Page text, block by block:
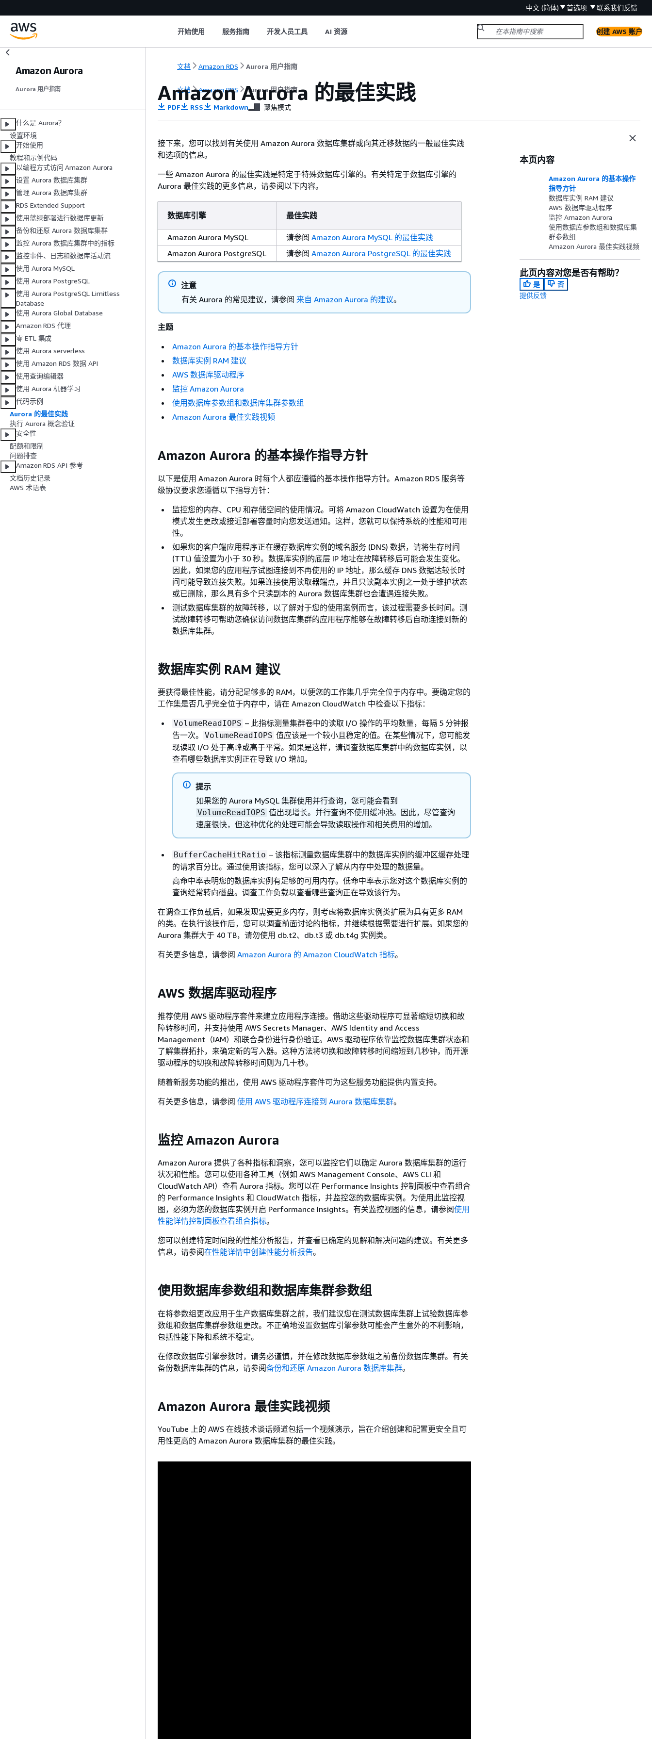
中文 (简体) 首选项 联系我们反馈
开始使用 服务指南 开发人员工具 AI 资源 创建 AWS 账户
Amazon Aurora
Aurora 用户指南
什么是 Aurora？
设置环境
开始使用
教程和示例代码
以编程方式访问 Amazon Aurora
设置 Aurora 数据库集群
管理 Aurora 数据库集群
RDS Extended Support
使用蓝绿部署进行数据库更新
备份和还原 Aurora 数据库集群
监控 Aurora 数据库集群中的指标
监控事件、日志和数据库活动流
使用 Aurora MySQL
使用 Aurora PostgreSQL
使用 Aurora PostgreSQL Limitless
Database
使用 Aurora Global Database
Amazon RDS 代理
零 ETL 集成
使用 Aurora serverless
使用 Amazon RDS 数据 API
使用查询编辑器
使用 Aurora 机器学习
代码示例
Aurora 的最佳实践
执行 Aurora 概念验证
安全性
配额和限制
问题排查
Amazon RDS API 参考
文档历史记录
AWS 术语表
文档 Amazon RDS Aurora 用户指南
文档 Amazon RDS Aurora 用户指南
Amazon Aurora 的最佳实践
PDF RSS Markdown 聚焦模式
接下来，您可以找到有关使用 Amazon Aurora 数据库集群或向其迁移数据的一般最佳实践
和选项的信息。
一些 Amazon Aurora 的最佳实践是特定于特殊数据库引擎的。有关特定于数据库引擎的
Aurora 最佳实践的更多信息，请参阅以下内容。
数据库引擎 最佳实践
Amazon Aurora MySQL 请参阅 Amazon Aurora MySQL 的最佳实践
Amazon Aurora PostgreSQL
请参阅 Amazon Aurora PostgreSQL 的最佳实践
注意
有关 Aurora 的常见建议，请参阅 来自 Amazon Aurora 的建议。
主题
Amazon Aurora 的基本操作指导方针
数据库实例 RAM 建议
AWS 数据库驱动程序
监控 Amazon Aurora
使用数据库参数组和数据库集群参数组
Amazon Aurora 最佳实践视频
Amazon Aurora 的基本操作指导方针
以下是使用 Amazon Aurora 时每个人都应遵循的基本操作指导方针。Amazon RDS 服务等
级协议要求您遵循以下指导方针：
监控您的内存、CPU 和存储空间的使用情况。可将 Amazon CloudWatch 设置为在使用
模式发生更改或接近部署容量时向您发送通知。这样，您就可以保持系统的性能和可用
性。
如果您的客户端应用程序正在缓存数据库实例的域名服务 (DNS) 数据，请将生存时间
(TTL) 值设置为小于 30 秒。数据库实例的底层 IP 地址在故障转移后可能会发生变化。
因此，如果您的应用程序试图连接到不再使用的 IP 地址，那么缓存 DNS 数据达较长时
间可能导致连接失败。如果连接使用读取器端点，并且只读副本实例之一处于维护状态
或已删除，那么具有多个只读副本的 Aurora 数据库集群也会遭遇连接失败。
测试数据库集群的故障转移，以了解对于您的使用案例而言，该过程需要多长时间。测
试故障转移可帮助您确保访问数据库集群的应用程序能够在故障转移后自动连接到新的
数据库集群。
数据库实例 RAM 建议
要获得最佳性能，请分配足够多的 RAM，以便您的工作集几乎完全位于内存中。要确定您的
工作集是否几乎完全位于内存中，请在 Amazon CloudWatch 中检查以下指标：
VolumeReadIOPS – 此指标测量集群卷中的读取 I/O 操作的平均数量，每隔 5 分钟报
告一次。
VolumeReadIOPS 值应该是一个较小且稳定的值。在某些情况下，您可能发
现读取 I/O 处于高峰或高于平常。如果是这样，请调查数据库集群中的数据库实例，以
查看哪些数据库实例正在导致 I/O 增加。
提示
如果您的 Aurora MySQL 集群使用并行查询，您可能会看到
VolumeReadIOPS 值出现增长。并行查询不使用缓冲池。因此，尽管查询
速度很快，但这种优化的处理可能会导致读取操作和相关费用的增加。
BufferCacheHitRatio – 该指标测量数据库集群中的数据库实例的缓冲区缓存处理
的请求百分比。通过使用该指标，您可以深入了解从内存中处理的数据量。
高命中率表明您的数据库实例有足够的可用内存。低命中率表示您对这个数据库实例的
查询经常转向磁盘。调查工作负载以查看哪些查询正在导致该行为。
在调查工作负载后，如果发现需要更多内存，则考虑将数据库实例类扩展为具有更多 RAM
的类。在执行该操作后，您可以调查前面讨论的指标，并继续根据需要进行扩展。如果您的
Aurora 集群大于 40 TB，请勿使用 db.t2、db.t3 或 db.t4g 实例类。
有关更多信息，请参阅 Amazon Aurora 的 Amazon CloudWatch 指标。
AWS 数据库驱动程序
推荐使用 AWS 驱动程序套件来建立应用程序连接。借助这些驱动程序可显著缩短切换和故
障转移时间，并支持使用 AWS Secrets Manager、AWS Identity and Access
Management（IAM）和联合身份进行身份验证。AWS 驱动程序依靠监控数据库集群状态和
了解集群拓扑，来确定新的写入器。这种方法将切换和故障转移时间缩短到几秒钟，而开源
驱动程序的切换和故障转移时间则为几十秒。
随着新服务功能的推出，使用 AWS 驱动程序套件可为这些服务功能提供内置支持。
有关更多信息，请参阅 使用 AWS 驱动程序连接到 Aurora 数据库集群。
监控 Amazon Aurora
Amazon Aurora 提供了各种指标和洞察，您可以监控它们以确定 Aurora 数据库集群的运行
状况和性能。您可以使用各种工具（例如 AWS Management Console、AWS CLI 和
CloudWatch API）查看 Aurora 指标。您可以在 Performance Insights 控制面板中查看组合
的 Performance Insights 和 CloudWatch 指标，并监控您的数据库实例。为使用此监控视
图，必须为您的数据库实例开启 Performance Insights。有关监控视图的信息，请参阅使用
性能详情控制面板查看组合指标。
您可以创建特定时间段的性能分析报告，并查看已确定的见解和解决问题的建议。有关更多
信息，请参阅在性能详情中创建性能分析报告。
使用数据库参数组和数据库集群参数组
在将参数组更改应用于生产数据库集群之前，我们建议您在测试数据库集群上试验数据库参
数组和数据库集群参数组更改。不正确地设置数据库引擎参数可能会产生意外的不利影响，
包括性能下降和系统不稳定。
在修改数据库引擎参数时，请务必谨慎，并在修改数据库参数组之前备份数据库集群。有关
备份数据库集群的信息，请参阅备份和还原 Amazon Aurora 数据库集群。
Amazon Aurora 最佳实践视频
YouTube 上的 AWS 在线技术谈话频道包括一个视频演示，旨在介绍创建和配置更安全且可
用性更高的 Amazon Aurora 数据库集群的最佳实践。
本页内容
Amazon Aurora 的基本操作
指导方针
数据库实例 RAM 建议
AWS 数据库驱动程序
监控 Amazon Aurora
使用数据库参数组和数据库集
群参数组
Amazon Aurora 最佳实践视频
此页内容对您是否有帮助？
是
否
提供反馈